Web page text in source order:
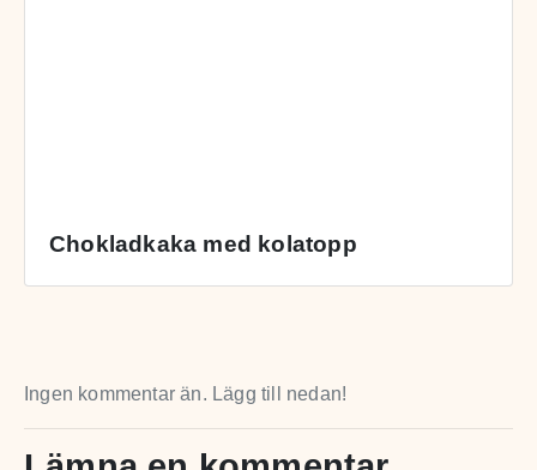
Chokladkaka med kolatopp
Ingen kommentar än. Lägg till nedan!